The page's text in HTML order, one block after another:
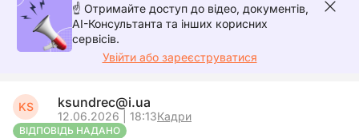
☝️ Отримайте доступ до відео, документів,
AI-Консультанта та інших корисних
сервісів.
Увійти або зареєструватися
KS ksundrec@i.ua
12.06.2026 | 18:13Кадри
ВІДПОВІДЬ НАДАНО